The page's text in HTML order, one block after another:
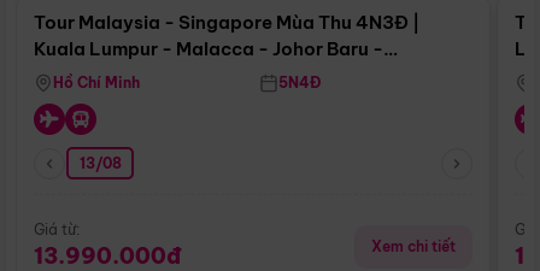
Tour Malaysia - Singapore Mùa Thu 4N3Đ |
Kuala Lumpur - Malacca - Johor Baru -
Singapore
Hồ Chí Minh 5N4Đ
13/08
Giá từ:
13.990.000đ Xem chi tiết